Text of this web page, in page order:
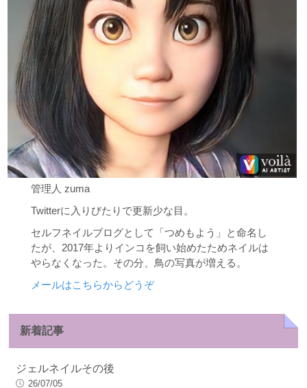
管理人 zuma
Twitterに入りびたりで更新少な目。
セルフネイルブログとして「つめもよう」と命名し
たが、2017年よりインコを飼い始めたためネイルは
やらなくなった。その分、鳥の写真が増える。
メールはこちらからどうぞ
新着記事
ジェルネイルその後
26/07/05